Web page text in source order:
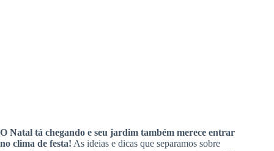
O Natal tá chegando e seu jardim também merece entrar
no clima de festa! As ideias e dicas que separamos sobre